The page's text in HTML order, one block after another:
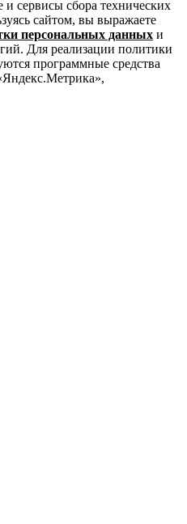
сервисы сбора технических
сайтом, вы выражаете
персональных данных и
Для реализации политики
программные средства